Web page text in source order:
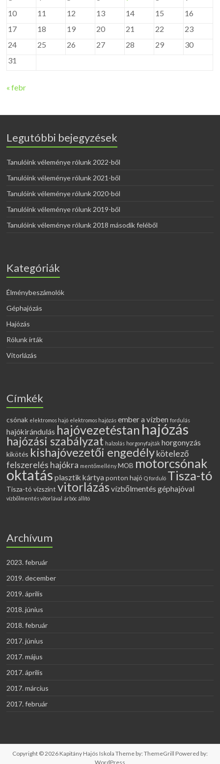
10
11 12 13 14 15
16
17
18 19 20 21 22
23
24
25 26 27 28 29
30
31
« febr
Legutóbbi bejegyzések
Tanulóink véleménye rólunk 2022-ből
Tanulóink véleménye rólunk 2021-ből
Tanulóink véleménye rólunk 2020-ból
Tanulóink véleménye rólunk 2019-ből
Tanulóink véleménye rólunk 2018 második feléből
Kategóriák
Élménybeszámolók
Géphajózás
Hajózás
Rólunk írták
Vitorlázás
Címkék
csónak elektromos hajó elektromos hajózás ember a vízben fordulás
hajókirándulás hajóvezetéstan hajózás
hajózási szabályzat halzolás horgonyfajták horgonyzás
kikötés kishajóvezetői engedélykötelező
felszerelés hajókra mentőmellény MOB motorcsónak
oktatás plasztik kártya ponton hajó Q forduló Tisza-tó
Tisza-tó vízszint vitorlázásvízbőlmentés géphajóval
vízbőlmentés vitorlával árbóc állító
Archívum
2023. február
2019. december
2019. április
2018. június
2018. február
2017. június
2017. május
2017. április
2017. március
2017. február
Copyright © 2026 Kapitány Hajós Iskola Theme by: ThemeGrill Powered by:
WordPress